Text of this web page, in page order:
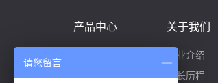
产品中心
多轴模组系列
关于我们
企业介绍
成长历程
请您留言